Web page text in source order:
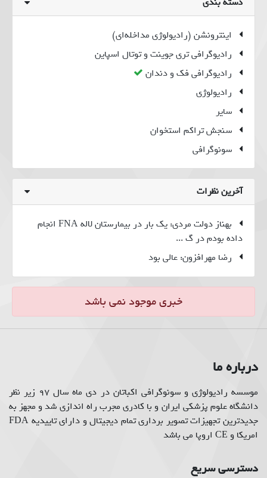
اینترونشن (رادیولوژی مداخله‌ای)
رادیوگرافی تری جوینت و توتال اسپاین
رادیوگرافی فک و دندان
رادیولوژی
سایر
سنجش تراکم استخوان
سونوگرافی
فیبرواسکن کبد
ماموگرافی
وکیوم بیوپسی
کالرداپلر قلب جنین
آخرین نظرات
بهناز دولت مردی: یک بار در بیمارستان لاله FNA انجام
داده بودم در گ ...
رضا مهرافزون: عالی بود
خبری موجود نمی باشد
درباره ما
موسسه رادیولوژی و سونوگرافی اکباتان در دی ماه سال 97 زیر نظر
دانشگاه علوم پزشکی ایران و با کادری مجرب راه اندازی شد و مجهز به
جدیدترین تجهیزات تصویر برداری تمام دیجیتال و دارای تاییدیه FDA
امریکا و CE اروپا می باشد
دسترسی سریع